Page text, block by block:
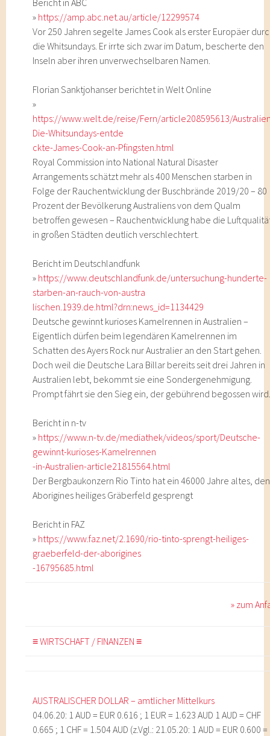
Bericht in ABC
» https://amp.abc.net.au/article/12299574
Vor 250 Jahren segelte James Cook als erster Europäer
die Whitsundays. Er irrte sich zwar im Datum, bescherte den
Inseln aber ihren unverwechselbaren Namen.
Florian Sanktjohanser berichtet in Welt Online
»
https://www.welt.de/reise/Fern/article208595613/
Die-Whitsundays-entde
ckte-James-Cook-an-Pfingsten.html
Royal Commission into National Natural Disaster
Arrangements schätzt mehr als 400 Menschen starben in
Folge der Rauchentwicklung der Buschbrände 2019/20 – 80
Prozent der Bevölkerung Australiens von dem Qualm
betroffen gewesen – Rauchentwicklung habe die
in großen Städten deutlich verschlechtert.
Bericht im Deutschlandfunk
» https://www.deutschlandfunk.de/untersuchung-hunderte-
starben-an-rauch-von-austra
lischen.1939.de.html?drn:news_id=1134429
Deutsche gewinnt kurioses Kamelrennen in Australien –
Eigentlich dürfen beim legendären Kamelrennen im
Schatten des Ayers Rock nur Australier an den Start gehen.
Doch weil die Deutsche Lara Billar bereits seit drei Jahren in
Australien lebt, bekommt sie eine Sondergenehmigung.
Prompt fährt sie den Sieg ein, der gebührend begossen
Bericht in n-tv
» https://www.n-tv.de/mediathek/videos/sport/Deutsche-
gewinnt-kurioses-Kamelrennen
-in-Australien-article21815564.html
Der Bergbaukonzern Rio Tinto hat ein 46000 Jahre altes, den
Aborigines heiliges Gräberfeld gesprengt
Bericht in FAZ
» https://www.faz.net/2.1690/rio-tinto-sprengt-heiliges-
graeberfeld-der-aborigines
-16795685.html
» zum
≡ WIRTSCHAFT / FINANZEN ≡
AUSTRALISCHER DOLLAR – amtlicher Mittelkurs
04.06.20: 1 AUD = EUR 0.616 ; 1 EUR = 1.623 AUD 1 AUD = CHF
0.665 ; 1 CHF = 1.504 AUD (z.Vgl.: 21.05.20: 1 AUD = EUR 0.600 =